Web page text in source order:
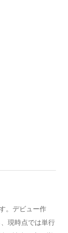
。デビュー作
現時点では単行